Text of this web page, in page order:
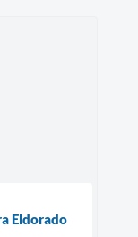
Eldorado